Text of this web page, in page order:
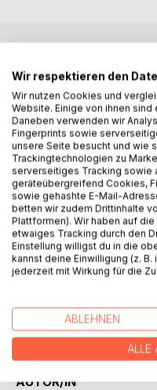
"Ich weiß nicht, ob ich
weiß es", erwiderte
Erst wenn die drei
und Damian de Winter
und der Heilige Baum
Aber Damian flieht in das
ist die Einzige, die ihm
zurückzuholen. Während
verschwinden droht, hat
zu kämpfen. Wird sie
Band 7 und spannendes
Bestsellerautorin Marah
AUTOR/IN
Wir respektieren den
Wir nutzen Cookies und
Website. Einige von ihnen
Daneben verwenden wir
Fingerprints sowie
unsere Seite besucht und wie
Trackingtechnologien zu
serverseitiges Tracking sowie
geräteübergreifend Cookies,
sowie gehashte E-Mail-
betten wir zudem Drittinhalte
Plattformen). Wir haben auf
etwaiges Tracking durch den
Einstellung willigst du in die
kannst deine Einwilligung (z. B.
jederzeit mit Wirkung für die
ABLEHNEN
ALLE